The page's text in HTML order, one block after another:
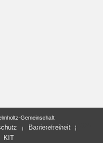
letzte Änderung: 10.09.2025
Gemeinschaft
Barrierefreiheit
KIT